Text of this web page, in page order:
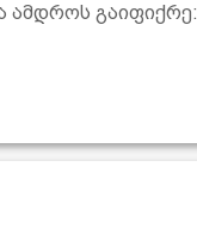
ამდროს გაიფიქრე: